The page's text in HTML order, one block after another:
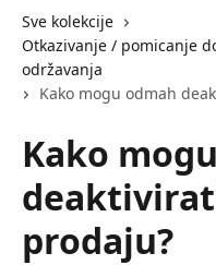
Sve kolekcije
Otkazivanje / pomicanje
održavanja
Kako mogu odmah
Kako
prodaju?